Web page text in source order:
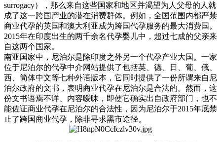
surrogacy），那么来自这些国家和地区并渴望为人父母的人就
成了这一跨国产业的潜在消费群体。例如，全国范围内都严禁
商业代孕的英国和澳大利亚成为跨国代孕服务的最大消费国。
2015年在印度出生的两千余名代孕婴儿中，超过七成的父亲来
自这两个国家。
南亚国家中，尼泊尔是除印度之外另一个代孕产业大国。一家
位于尼泊尔的代孕中介网站提供了包括英、德、日、葡、俄、
西、简体中文等七种外语版本，它同时提供了一份所谓来自尼
泊尔政府的文书，表明商业代孕在尼泊尔是合法的。然而，这
份文书语焉不详、内容暧昧，即使它确实出自政府部门，也不
能佐证商业代孕在尼泊尔的合法性，因为尼泊尔于2015年底禁
止了跨国商业代孕，除非寻求黑市途径。